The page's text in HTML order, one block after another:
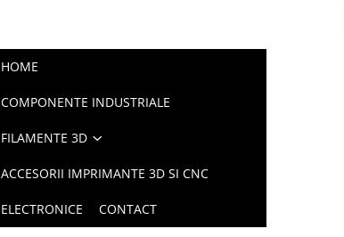
HOME
COMPONENTE INDUSTRIALE
FILAMENTE 3D
ACCESORII IMPRIMANTE 3D SI CNC
ELECTRONICE CONTACT